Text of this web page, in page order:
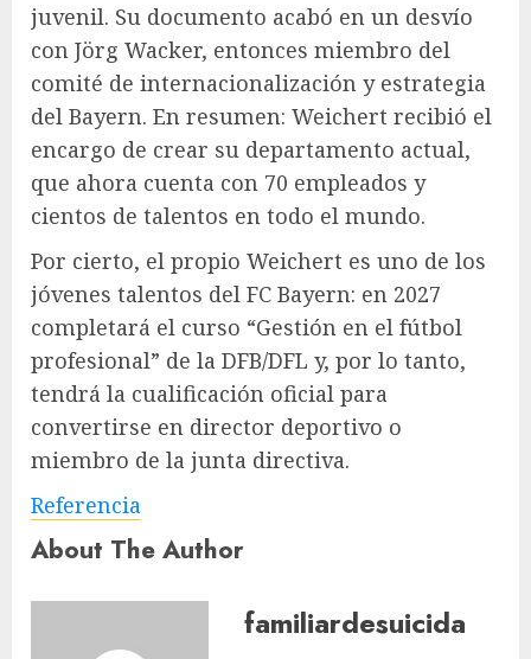
juvenil. Su documento acabó en un desvío
con Jörg Wacker, entonces miembro del
comité de internacionalización y estrategia
del Bayern. En resumen: Weichert recibió el
encargo de crear su departamento actual,
que ahora cuenta con 70 empleados y
cientos de talentos en todo el mundo.
Por cierto, el propio Weichert es uno de los
jóvenes talentos del FC Bayern: en 2027
completará el curso “Gestión en el fútbol
profesional” de la DFB/DFL y, por lo tanto,
tendrá la cualificación oficial para
convertirse en director deportivo o
miembro de la junta directiva.
Referencia
About The Author
familiardesuicida